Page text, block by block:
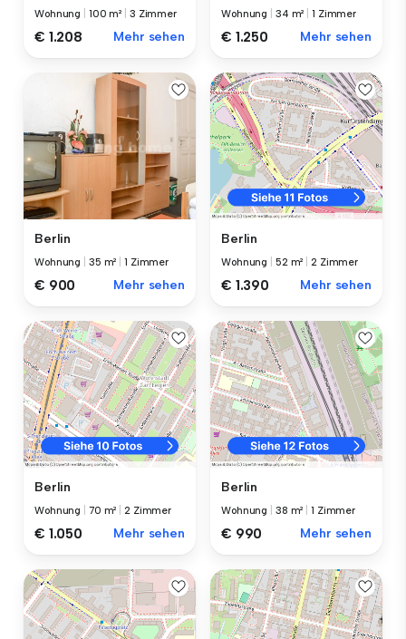
Wohnung 100 m² 3 Zimmer
€ 1.208 Mehr sehen
Wohnung 34 m² |1 Zimmer
€ 1.250 Mehr sehen
Berlin
Wohnung 35 m² |1 Zimmer
€ 900 Mehr sehen
Berlin
Wohnung 52 m² |2 Zimmer
€ 1.390 Mehr sehen
Berlin
Wohnung 70 m² |2 Zimmer
€ 1.050 Mehr sehen
Berlin
Wohnung 38 m² |1 Zimmer
€ 990 Mehr sehen